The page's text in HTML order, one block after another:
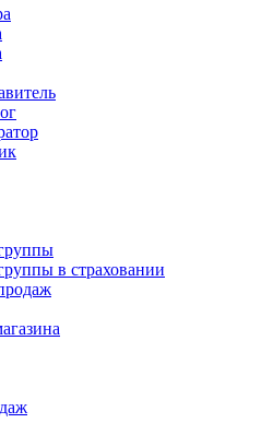
в страховании